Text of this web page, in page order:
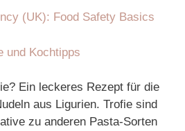
(UK): Food Safety Basics
und Kochtipps
Ein leckeres Rezept für die
aus Ligurien. Trofie sind
zu anderen Pasta-Sorten